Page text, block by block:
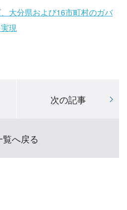
大分県および16市町村のガバ
現
次の記事
覧へ戻る